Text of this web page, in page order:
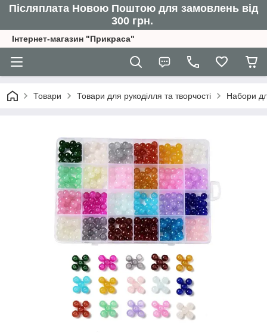
Післяплата Новою Поштою для замовлень від
300 грн.
Інтернет-магазин "Прикраса"
Товари Товари для рукоділля та творчості Набори